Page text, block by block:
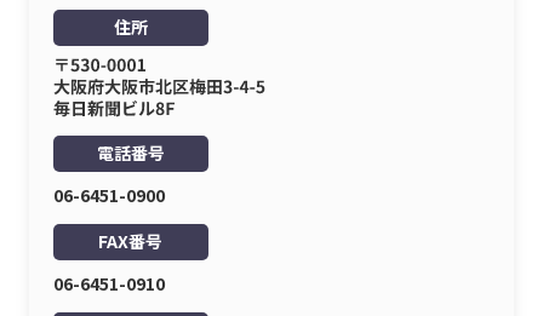
住所
電話番号
06-6451-0900
FAX番号
06-6451-0910